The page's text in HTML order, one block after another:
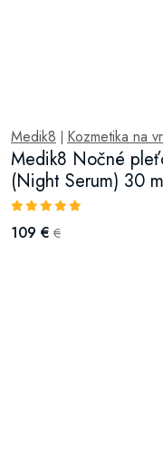
Medik8 Kozmetika na
Medik8 Nočné
(Night Serum) 30
109 € €